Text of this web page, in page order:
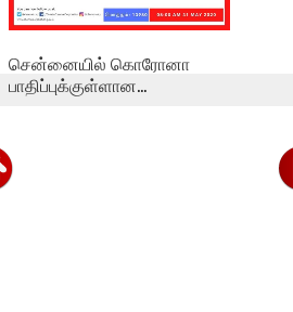
சென்னையில் கொரோனா
பாதிப்புக்குள்ளான...